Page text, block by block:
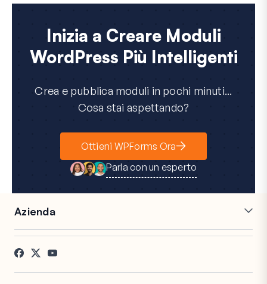
Inizia a Creare Moduli
WordPress Più Intelligenti
Crea e pubblica moduli in pochi minuti...
Cosa stai aspettando?
Ottieni WPForms Ora
Parla con un esperto
Azienda
Carriere
Testimonianze
Affiliati